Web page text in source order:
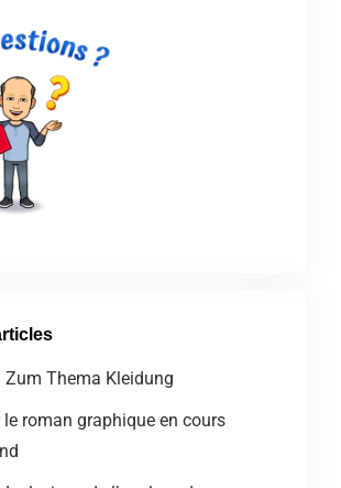
Zum Thema Kleidung
le roman graphique en cours